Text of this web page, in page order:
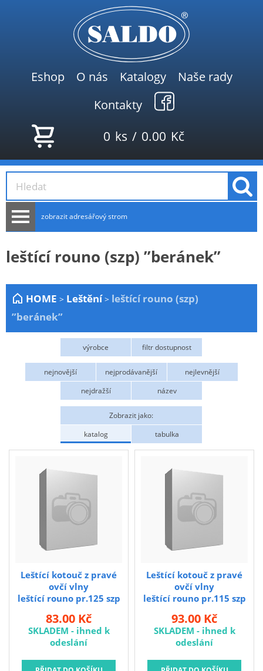
Eshop O nás Katalogy
Naše rady
Kontakty
0 ks / 0.00 Kč
zobrazit adresářový strom
NOVINKY
Plachty
Žebříky a schůdky
Stavební míchačky
NÁDOBY
Kemping
NÁBYTEK - spojovací materiál a příslušenství
Ploty a pletiva
Úložné boxy na nářadí
Flex. kotouče
Brusivo na podložce
Leštění
Vrtací nástroje, vykružováky, závity
Kartáče
Diamantové kotouče a oživovací kameny
Pilové kotouče
leštící rouno (szp) ”beránek”
HOME > Leštění> leštící rouno (szp)
”beránek”
výrobce filtr dostupnost
ABRASIV
Skladem
nejnovější nejprodávanější
nejlevnější
nejdražší
název
Zobrazit jako:
katalog
tabulka
leštící rouno pr.125 szp
Leštící kotouč z pravé
ovčí vlny
83.00 Kč
SKLADEM - ihned k
odeslání
leštící rouno pr.115 szp
Leštící kotouč z pravé
ovčí vlny
93.00 Kč
SKLADEM - ihned k
odeslání